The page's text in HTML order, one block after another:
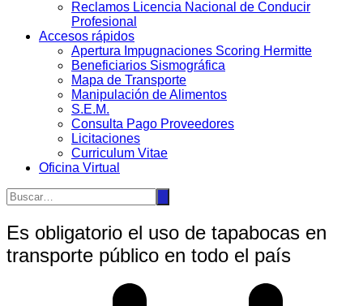
Reclamos Licencia Nacional de Conducir
Profesional
Accesos rápidos
Apertura Impugnaciones Scoring Hermitte
Beneficiarios Sismográfica
Mapa de Transporte
Manipulación de Alimentos
S.E.M.
Consulta Pago Proveedores
Licitaciones
Curriculum Vitae
Oficina Virtual
Es obligatorio el uso de tapabocas en
transporte público en todo el país